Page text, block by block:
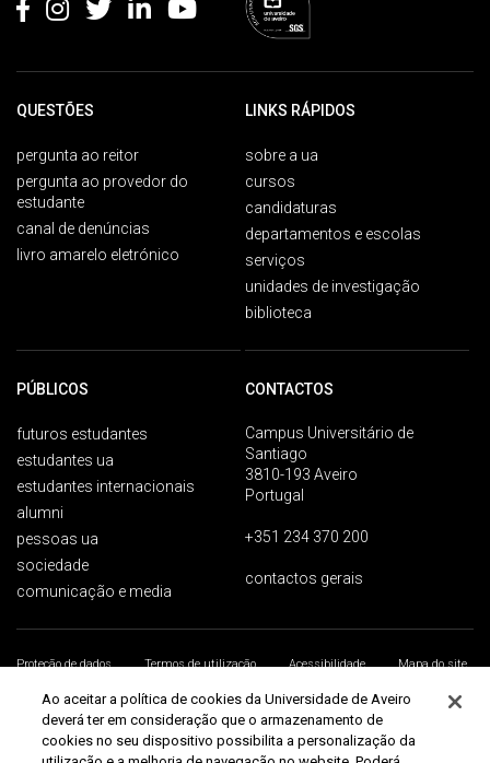
QUESTÕES
pergunta ao reitor
pergunta ao provedor do
estudante
canal de denúncias
livro amarelo eletrónico
LINKS RÁPIDOS
sobre a ua
cursos
candidaturas
departamentos e escolas
serviços
unidades de investigação
biblioteca
PÚBLICOS
futuros estudantes
estudantes ua
estudantes internacionais
alumni
pessoas ua
sociedade
comunicação e media
CONTACTOS
Campus Universitário de
Santiago
3810-193 Aveiro
Portugal
+351 234 370 200
contactos gerais
Proteção de dados Termos de utilização Acessibilidade
Mapa do site
Universidade de Aveiro 2026
Ao aceitar a política de cookies da Universidade de Aveiro
deverá ter em consideração que o armazenamento de
cookies no seu dispositivo possibilita a personalização da